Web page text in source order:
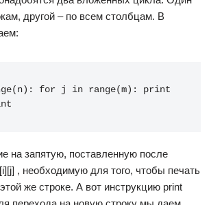
другой – по всем столбцам. В
for j in range(m): print
на запятую, поставленную после
, необходимую для того, чтобы печать
же строке. А вот инструкцию print